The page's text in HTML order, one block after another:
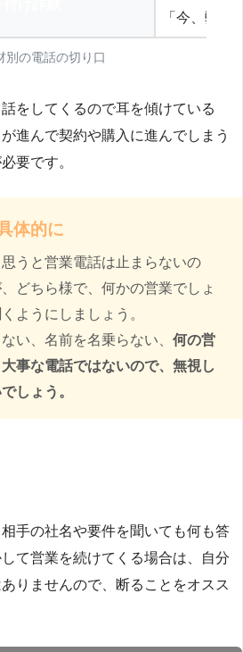
「今、弊
別の電話の切り口
をしてくるので耳を傾けている
進んで契約や購入に進んでしまう
要です。
体的に
うと営業電話は止まらないの
どちら様で、何かの営業でしょ
ようにしましょう。
い、名前を名乗らない、 何の営
事な電話ではないので、無視し
しょう。
手の社名や要件を聞いても何も答
て営業を続けてくる場合は、自分
りませんので、断ることをオスス